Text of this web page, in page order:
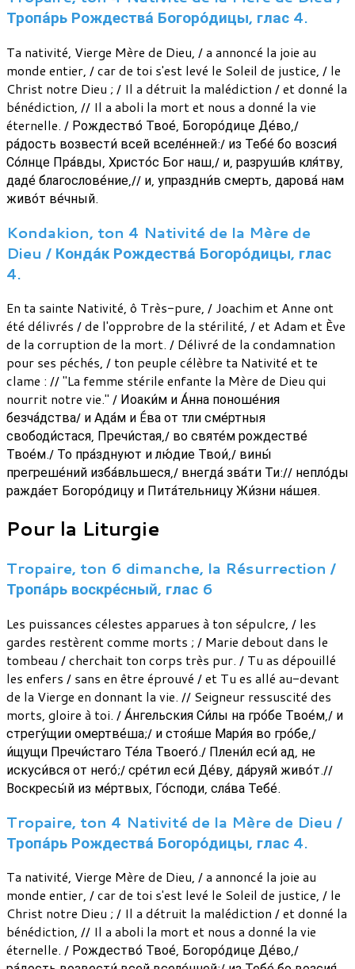
Тропа́рь Рождества́ Богоро́дицы, глас 4.
Ta nativité, Vierge Mère de Dieu, / a annoncé la joie au
monde entier, / car de toi s'est levé le Soleil de justice, / le
Christ notre Dieu ; / Il a détruit la malédiction / et donné la
bénédiction, // Il a aboli la mort et nous a donné la vie
éternelle. / Рождество́ Твое́, Богоро́дице Де́во,/
ра́дость возвести́ всей вселе́нней:/ из Тебе́ бо возсия́
Со́лнце Пра́вды, Христо́с Бог наш,/ и, разруши́в кля́тву,
даде́ благослове́ние,// и, упраздни́в смерть, дарова́ нам
живо́т ве́чный.
Kondakion, ton 4 Nativité de la Mère de
Dieu / Конда́к Рождества́ Богоро́дицы, глас
4.
En ta sainte Nativité, ô Très-pure, / Joachim et Anne ont
été délivrés / de l'opprobre de la stérilité, / et Adam et Ève
de la corruption de la mort. / Délivré de la condamnation
pour ses péchés, / ton peuple célèbre ta Nativité et te
clame : // "La femme stérile enfante la Mère de Dieu qui
nourrit notre vie." / Иоаки́м и А́нна поноше́ния
безча́дства/ и Ада́м и Éва от тли сме́ртныя
свободи́стася, Пречи́стая,/ во святе́м рождестве́
Твое́м./ То пра́зднуют и лю́дие Твои́,/ вины́
прегреше́ний изба́вльшеся,/ внегда́ зва́ти Ти:// непло́ды
ражда́ет Богоро́дицу и Пита́тельницу Жи́зни на́шея.
Pour la Liturgie
Tropaire, ton 6 dimanche, la Résurrection /
Тропа́рь воскре́сный, глас 6
Les puissances célestes apparues à ton sépulcre, / les
gardes restèrent comme morts ; / Marie debout dans le
tombeau / cherchait ton corps très pur. / Tu as dépouillé
les enfers / sans en être éprouvé / et Tu es allé au-devant
de la Vierge en donnant la vie. // Seigneur ressuscité des
morts, gloire à toi. / А́нгельския Си́лы на гро́бе Твое́м,/ и
стрегу́щии омертве́ша;/ и стоя́ше Мари́я во гро́бе,/
и́щущи Пречи́стаго Те́ла Твоего́./ Плени́л еси́ ад, не
искуси́вся от него́;/ сре́тил еси́ Де́ву, да́руяй живо́т.//
Воскресы́й из ме́ртвых, Го́споди, сла́ва Тебе́.
Tropaire, ton 4 Nativité de la Mère de Dieu /
Тропа́рь Рождества́ Богоро́дицы, глас 4.
Ta nativité, Vierge Mère de Dieu, / a annoncé la joie au
monde entier, / car de toi s'est levé le Soleil de justice, / le
Christ notre Dieu ; / Il a détruit la malédiction / et donné la
bénédiction, // Il a aboli la mort et nous a donné la vie
éternelle. / Рождество́ Твое́, Богоро́дице Де́во,/